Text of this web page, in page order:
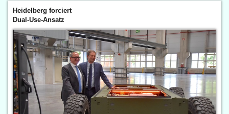
Heidelberg forciert
Dual-Use-Ansatz